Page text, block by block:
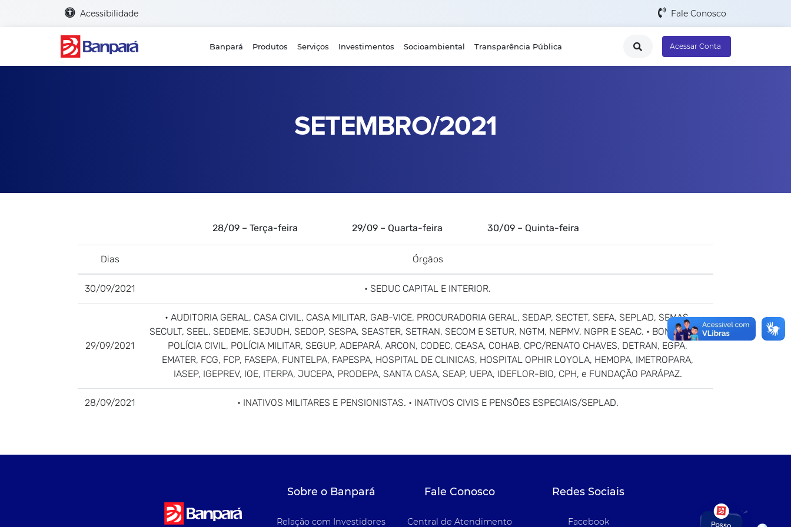
Acessibilidade Fale Conosco
Banpará Produtos Serviços Investimentos Socioambiental Transparência Pública Acessar Conta
SETEMBRO/2021
28/09 – Terça-feira 29/09 – Quarta-feira 30/09 – Quinta-feira
Dias Órgãos
30/09/2021 • SEDUC CAPITAL E INTERIOR.
29/09/2021
• AUDITORIA GERAL, CASA CIVIL, CASA MILITAR, GAB-VICE, PROCURADORIA GERAL, SEDAP, SECTET, SEFA, SEPLAD, SEMAS,
SECULT, SEEL, SEDEME, SEJUDH, SEDOP, SESPA, SEASTER, SETRAN, SECOM E SETUR, NGTM, NEPMV, NGPR E SEAC. • BOMBEIROS,
POLÍCIA CIVIL, POLÍCIA MILITAR, SEGUP, ADEPARÁ, ARCON, CODEC, CEASA, COHAB, CPC/RENATO CHAVES, DETRAN, EGPA,
EMATER, FCG, FCP, FASEPA, FUNTELPA, FAPESPA, HOSPITAL DE CLINICAS, HOSPITAL OPHIR LOYOLA, HEMOPA, IMETROPARA,
IASEP, IGEPREV, IOE, ITERPA, JUCEPA, PRODEPA, SANTA CASA, SEAP, UEPA, IDEFLOR-BIO, CPH, e FUNDAÇÃO PARÁPAZ.
28/09/2021 • INATIVOS MILITARES E PENSIONISTAS. • INATIVOS CIVIS E PENSÕES ESPECIAIS/SEPLAD.
Sobre o Banpará
Relação com Investidores
Fale Conosco
Central de Atendimento
Redes Sociais
Facebook